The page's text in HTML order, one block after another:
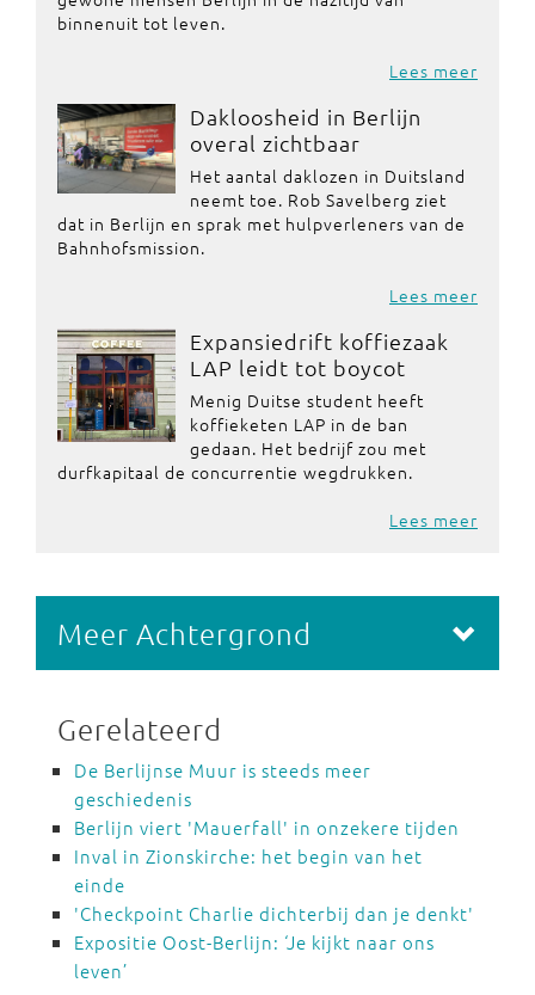
binnenuit tot leven.
Lees meer
Dakloosheid in Berlijn
overal zichtbaar
Het aantal daklozen in Duitsland
neemt toe. Rob Savelberg ziet
dat in Berlijn en sprak met hulpverleners van de
Bahnhofsmission.
Lees meer
Expansiedrift koffiezaak
LAP leidt tot boycot
Menig Duitse student heeft
koffieketen LAP in de ban
gedaan. Het bedrijf zou met
durfkapitaal de concurrentie wegdrukken.
Lees meer
Meer Achtergrond
Gerelateerd
De Berlijnse Muur is steeds meer
geschiedenis
Berlijn viert 'Mauerfall' in onzekere tijden
Inval in Zionskirche: het begin van het
einde
'Checkpoint Charlie dichterbij dan je denkt'
Expositie Oost-Berlijn: ‘Je kijkt naar ons
leven’